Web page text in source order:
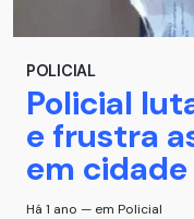
POLICIAL
Policial
e frustra
em cidade
Há 1 ano — em Policial